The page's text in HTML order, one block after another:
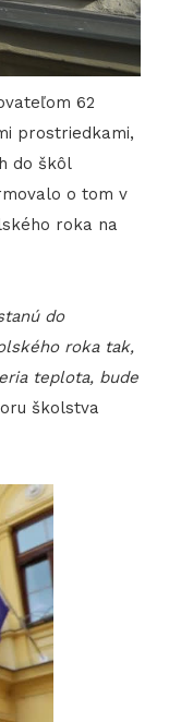
62
prostriedkami,
do škôl
o tom v
roka na
do
roka tak,
teplota, bude
školstva